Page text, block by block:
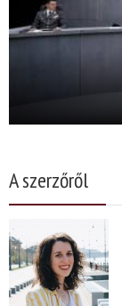
A szerzőről